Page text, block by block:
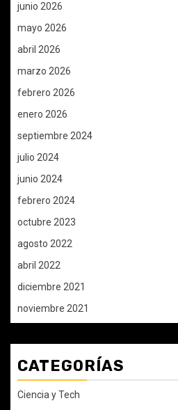
junio 2026
mayo 2026
abril 2026
marzo 2026
febrero 2026
enero 2026
septiembre 2024
julio 2024
junio 2024
febrero 2024
octubre 2023
agosto 2022
abril 2022
diciembre 2021
noviembre 2021
CATEGORÍAS
Ciencia y Tech